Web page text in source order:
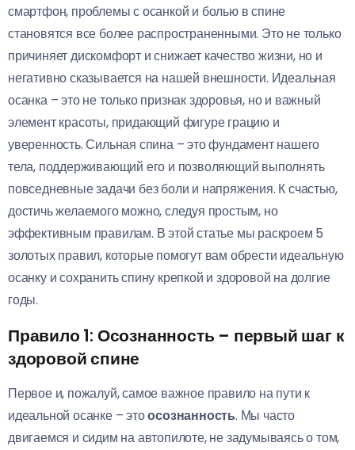
смартфон, проблемы с осанкой и болью в спине
становятся все более распространенными. Это не только
причиняет дискомфорт и снижает качество жизни, но и
негативно сказывается на нашей внешности. Идеальная
осанка – это не только признак здоровья, но и важный
элемент красоты, придающий фигуре грацию и
уверенность. Сильная спина – это фундамент нашего
тела, поддерживающий его и позволяющий выполнять
повседневные задачи без боли и напряжения. К счастью,
достичь желаемого можно, следуя простым, но
эффективным правилам. В этой статье мы раскроем 5
золотых правил, которые помогут вам обрести идеальную
осанку и сохранить спину крепкой и здоровой на долгие
годы.
Правило 1: Осознанность – первый шаг к
здоровой спине
Первое и, пожалуй, самое важное правило на пути к
идеальной осанке – этоосознанность. Мы часто
двигаемся и сидим на автопилоте, не задумываясь о том,